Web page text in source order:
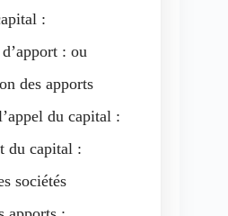
:
: ou
des apports
du capital :
du capital :
sociétés